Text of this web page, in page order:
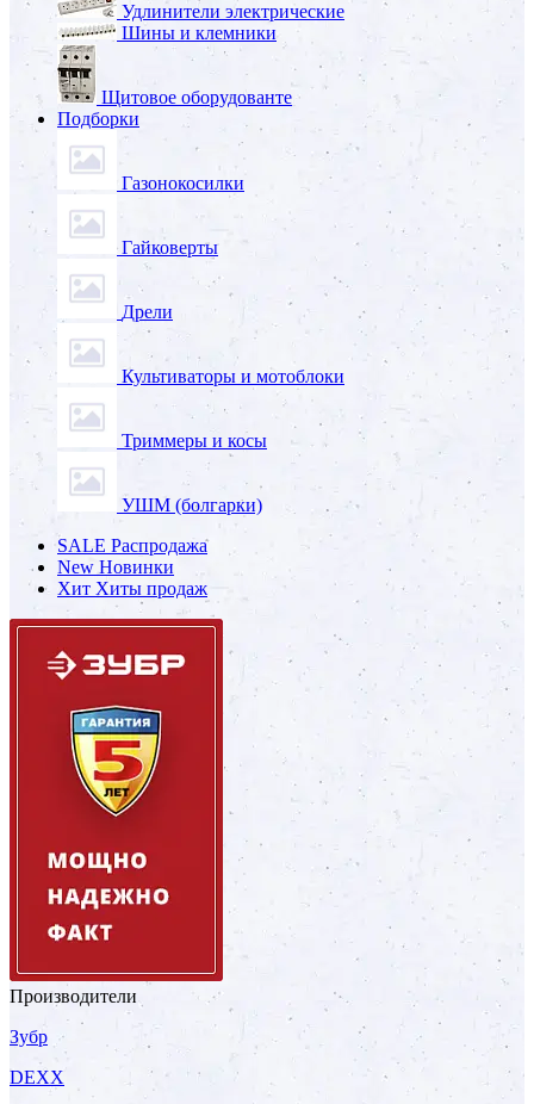
Удлинители электрические
Шины и клемники
Щитовое оборудованте
Подборки
Газонокосилки
Гайковерты
Дрели
Культиваторы и мотоблоки
Триммеры и косы
УШМ (болгарки)
SALE Распродажа
New Новинки
Хит Хиты продаж
Производители
Зубр
DEXX